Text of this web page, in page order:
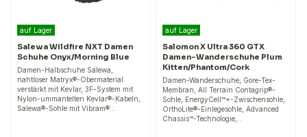
auf Lager
Salewa Wildfire NXT Damen
Schuhe Onyx/Morning Blue
Damen-Halbschuhe Salewa,
nahtloser Matryx®-Obermaterial
verstärkt mit Kevlar, 3F-System mit
Nylon-ummantelten Kevlar®-Kabeln,
Salewa®-Sohle mit Vibram®…
auf Lager
Salomon X Ultra 360 GTX
Damen-Wanderschuhe Plum
Kitten/Phantom/Cork
Damen-Wanderschuhe, Gore-Tex-
Membran, All Terrain Contagrip®-
Sohle, EnergyCell™+-Zwischensohle,
OrthoLite®-Einlegesohle, Advanced
Chassis™-Technologie,…